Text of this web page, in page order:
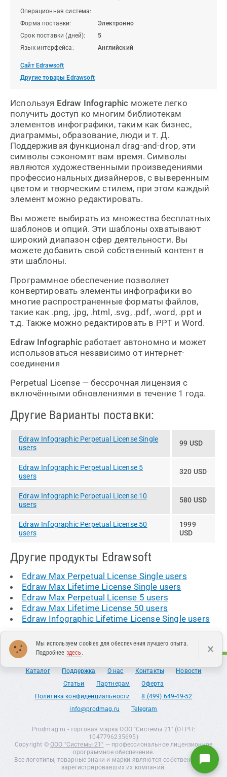
Операционная система:
Форма поставки:
Электронно
Срок поставки (дней):
5
Язык интерфейса:
Английский
Сайт Edrawsoft
Другие товары Edrawsoft
Используя Edraw Infographic можете легко
получить доступ ко многим библиотекам
элементов инфографики, таким как бизнес,
диаграммы, образование, люди и т. Д.
Поддерживая функционал drag-and-drop, эти
символы сэкономят вам время. Символы
являются художественными произведениями
профессиональных дизайнеров, с выверенным
цветом и творческим стилем, при этом каждый
элемент можно редактировать.
Вы можете выбирать из множества бесплатных
шаблонов и опций. Эти шаблоны охватывают
широкий диапазон сфер деятельности. Вы
можете добавить свой собственный контент в
эти шаблоны.
Программное обеспечение позволяет
конвертировать элементы инфографики во
многие распространенные форматы файлов,
такие как .png, .jpg, .html, .svg, .pdf, .word, .ppt и
т.д. Также можно редактировать в PPT и Word.
Edraw Infographicработает автономно и может
использоваться независимо от интернет-
соединения
Perpetual License — бессрочная лицензия с
включёнными обновлениями в течение 1 года.
Другие Варианты поставки:
Edraw Infographic Perpetual License Single
users
99 USD
Edraw Infographic Perpetual License 5
users
320 USD
Edraw Infographic Perpetual License 10
users
580 USD
Edraw Infographic Perpetual License 50
users
1999
USD
Другие продукты Edrawsoft
Edraw Max Perpetual License Single users
Edraw Max Lifetime License Single users
Edraw Max Perpetual License 5 users
Edraw Max Lifetime License 50 users
Edraw Infographic Lifetime License Single users
Каталог Поддержка О нас Контакты
Новости
Статьи
Партнерам
Оферта
Политика конфиденциальности
8 (499) 649-49-52
info@prodmag.ru
Telegram
Prodmag.ru - торговая марка ООО "Системы 21" (ОГРН:
1047796235695)
Copyright © ООО "Системы 21" — профессиональное лицензионное
программное обеспечение.
Все логотипы, товарные знаки и марки являются собственностью
зарегистрировавших их компаний.
Мы используем cookies для обеспечения лучшего опыта.
Подробнее здесь. ×